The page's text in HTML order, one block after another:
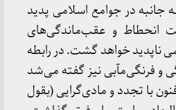
در جوامع اسلامی پدید
انحطاط و عقب‌ماندگی‌های
ناپدید خواهد گشت. در رابطه
و فرنگی‌مآبی نیز گفته می‌شد
با تجدد و مادی‌گرایی (بقول